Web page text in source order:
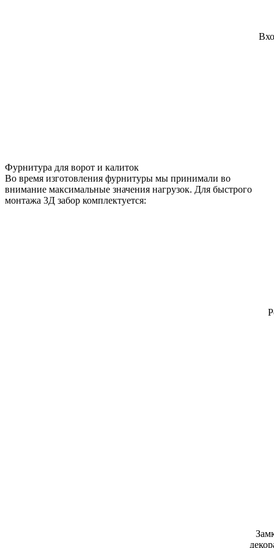
Фурнитура для ворот и калиток
Во время изготовления фурнитуры мы принимали во
внимание максимальные значения нагрузок. Для быстрого
монтажа 3Д забор комплектуется: